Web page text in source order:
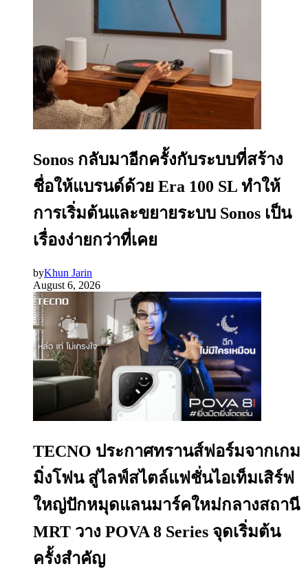
Sonos กลับมาอีกครั้งกับระบบที่สร้าง
ชื่อให้แบรนด์ด้วย Era 100 SL ทำให้
การเริ่มต้นและขยายระบบ Sonos เป็น
เรื่องง่ายกว่าที่เคย
byKhun Jarin
August 6, 2026
TECNO ประกาศทรานส์ฟอร์มจากเกม
มิ่งโฟน สู่ไลฟ์สไตล์แฟชั่นไอเท็มเสิร์ฟ
ใหญ่ปักหมุดแลนมาร์คใหม่กลางสถานี
MRT วาง POVA 8 Series จุดเริ่มต้น
ครั้งสำคัญ